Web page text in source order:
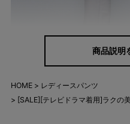
商品説明
HOME
レディースパンツ
[SALE][テレビドラマ着用]ラク